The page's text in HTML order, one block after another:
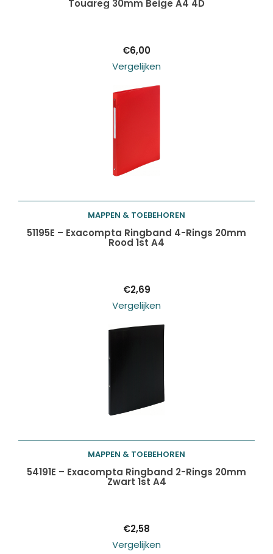
Touareg 30mm Beige A4 4D
€6,00
Vergelijken
Toevoegen aan
MAPPEN & TOEBEHOREN
51195E – Exacompta Ringband 4-Rings 20mm
Rood 1st A4
€2,69
Vergelijken
Toevoegen aan
MAPPEN & TOEBEHOREN
54191E – Exacompta Ringband 2-Rings 20mm
Zwart 1st A4
€2,58
Vergelijken